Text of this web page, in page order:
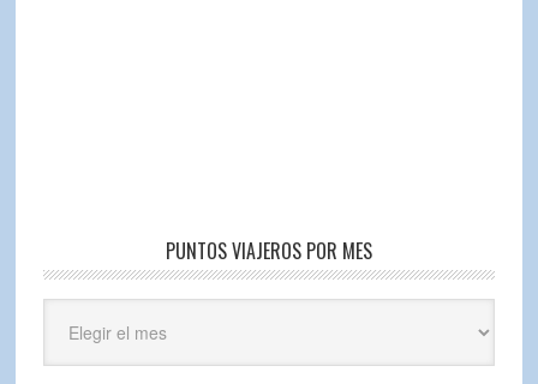
PUNTOS VIAJEROS POR MES
Viajeros
por